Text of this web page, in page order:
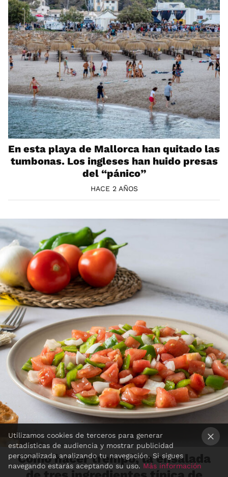
En esta playa de Mallorca han quitado las
tumbonas. Los ingleses han huido presas
del “pánico”
HACE 2 AÑOS
Cómo hacer trempó, la ensalada
Utilizamos cookies de terceros para generar
estadísticas de audiencia y mostrar publicidad
personalizada analizando tu navegación. Si sigues
navegando estarás aceptando su uso. Más información